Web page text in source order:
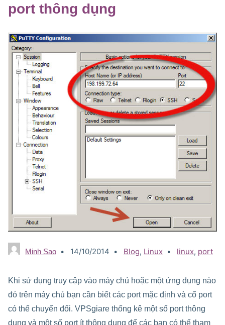
port thông dụng
Minh Sao 14/10/2014 Categories:
Blog, Linux Tags:
linux, port
Khi sử dụng truy cập vào máy chủ hoặc một ứng dụng nào
đó trên máy chủ bạn cần biết các port mặc định và cổ port
có thể chuyển đổi. VPSgiare thống kê một số port thông
dụng và một số port ít thông dụng để các bạn có thể tham